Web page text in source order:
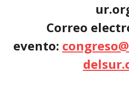
Correo
evento: